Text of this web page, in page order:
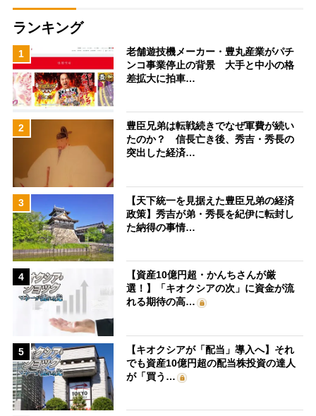
ランキング
1
老舗遊技機メーカー・豊丸産業がパチ
ンコ事業停止の背景 大手と中小の格
差拡大に拍車…
2
豊臣兄弟は転戦続きでなぜ軍費が続い
たのか？ 信長亡き後、秀吉・秀長の
突出した経済…
3
【天下統一を見据えた豊臣兄弟の経済
政策】秀吉が弟・秀長を紀伊に転封し
た納得の事情…
4
【資産10億円超・かんちさんが厳
選！】「キオクシアの次」に資金が流
れる期待の高…
5
【キオクシアが「配当」導入へ】それ
でも資産10億円超の配当株投資の達人
が「買う…